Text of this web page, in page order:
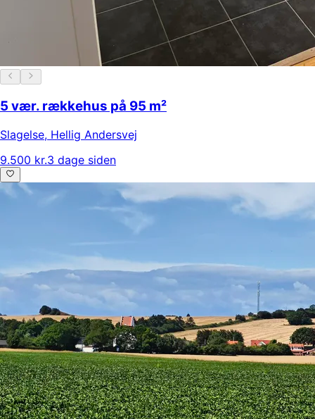
5 vær. rækkehus på 95 m²
Slagelse, Hellig Andersvej
9.500 kr.3 dage siden